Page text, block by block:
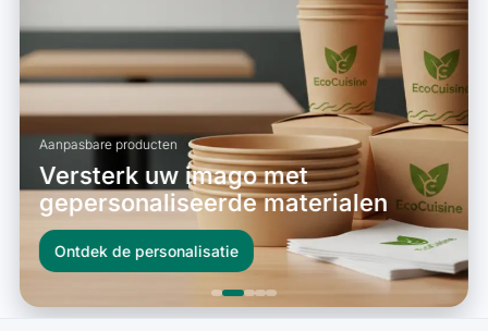
Aanpasbare producten
Versterk uw imago met
gepersonaliseerde materialen
Ontdek de personalisatie